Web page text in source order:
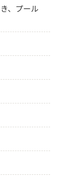
、プール